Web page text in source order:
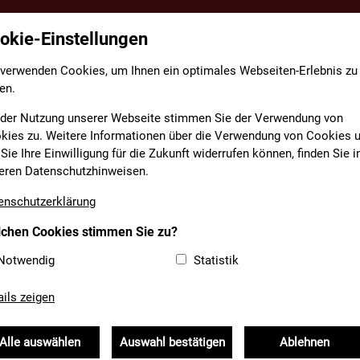
FACHBEREICHE
BERGEN,
Jugendfeuerwehr
Einstellungen
Cookies, um Ihnen ein optimales Webseiten-Erlebnis zu
Nutzung unserer Webseite stimmen Sie der Verwendung von
zu. Weitere Informationen über die Verwendung von Cookies
Ihre Einwilligung für die Zukunft widerrufen können, finden Sie
Datenschutzhinweisen.
Cookies stimmen Sie zu?
Statistik
zeigen
Alle auswählen Auswahl bestätigen Ablehnen